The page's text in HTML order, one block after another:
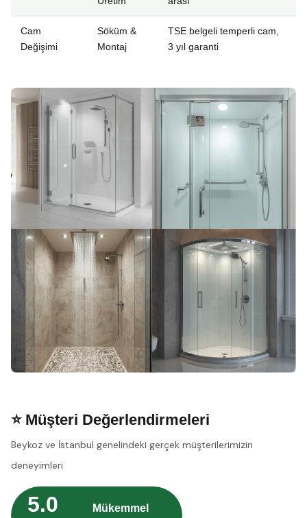
Cam
Değişimi
Söküm &
Montaj
TSE belgeli temperli cam,
3 yıl garanti
⭐ Müşteri Değerlendirmeleri
Beykoz ve İstanbul genelindeki gerçek müşterilerimizin
deneyimleri
5.0 Mükemmel